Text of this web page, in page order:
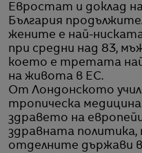
Евростат и доклад
България
жените е най-
при средни над 83,
което е третата
на живота в ЕС.
От Лондонското
тропическа
здравето на
здравната
отделните държави